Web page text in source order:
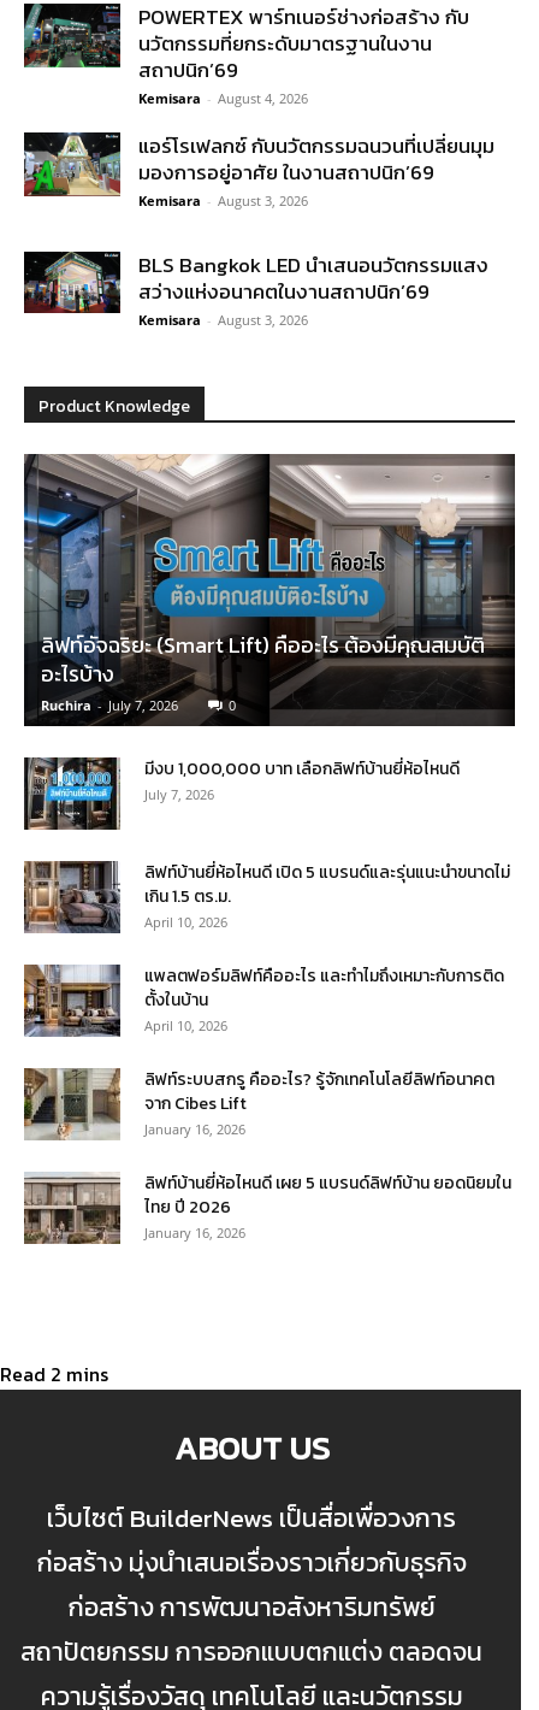
POWERTEX พาร์ทเนอร์ช่างก่อสร้าง กับ
นวัตกรรมที่ยกระดับมาตรฐานในงาน
สถาปนิก’69
Kemisara - August 4, 2026
แอร์โรเฟลกซ์ กับนวัตกรรมฉนวนที่เปลี่ยนมุม
มองการอยู่อาศัย ในงานสถาปนิก’69
Kemisara - August 3, 2026
BLS Bangkok LED นำเสนอนวัตกรรมแสง
สว่างแห่งอนาคตในงานสถาปนิก’69
Kemisara - August 3, 2026
Product Knowledge
ลิฟท์อัจฉริยะ (Smart Lift) คืออะไร ต้องมีคุณสมบัติ
อะไรบ้าง
Ruchira - July 7, 2026 0
มีงบ 1,000,000 บาท เลือกลิฟท์บ้านยี่ห้อไหนดี
July 7, 2026
ลิฟท์บ้านยี่ห้อไหนดี เปิด 5 แบรนด์และรุ่นแนะนำขนาดไม่
เกิน 1.5 ตร.ม.
April 10, 2026
แพลตฟอร์มลิฟท์คืออะไร และทำไมถึงเหมาะกับการติด
ตั้งในบ้าน
April 10, 2026
ลิฟท์ระบบสกรู คืออะไร? รู้จักเทคโนโลยีลิฟท์อนาคต
จาก Cibes Lift
January 16, 2026
ลิฟท์บ้านยี่ห้อไหนดี เผย 5 แบรนด์ลิฟท์บ้าน ยอดนิยมใน
ไทย ปี 2026
January 16, 2026
ABOUT US
เว็บไซต์ BuilderNews เป็นสื่อเพื่อวงการ
ก่อสร้าง มุ่งนำเสนอเรื่องราวเกี่ยวกับธุรกิจ
ก่อสร้าง การพัฒนาอสังหาริมทรัพย์
สถาปัตยกรรม การออกแบบตกแต่ง ตลอดจน
ความรู้เรื่องวัสดุ เทคโนโลยี และนวัตกรรม